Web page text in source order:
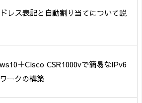
レス表記と自動割り当てについて説
＋Cisco CSR1000vで簡易なIPv6
ークの構築